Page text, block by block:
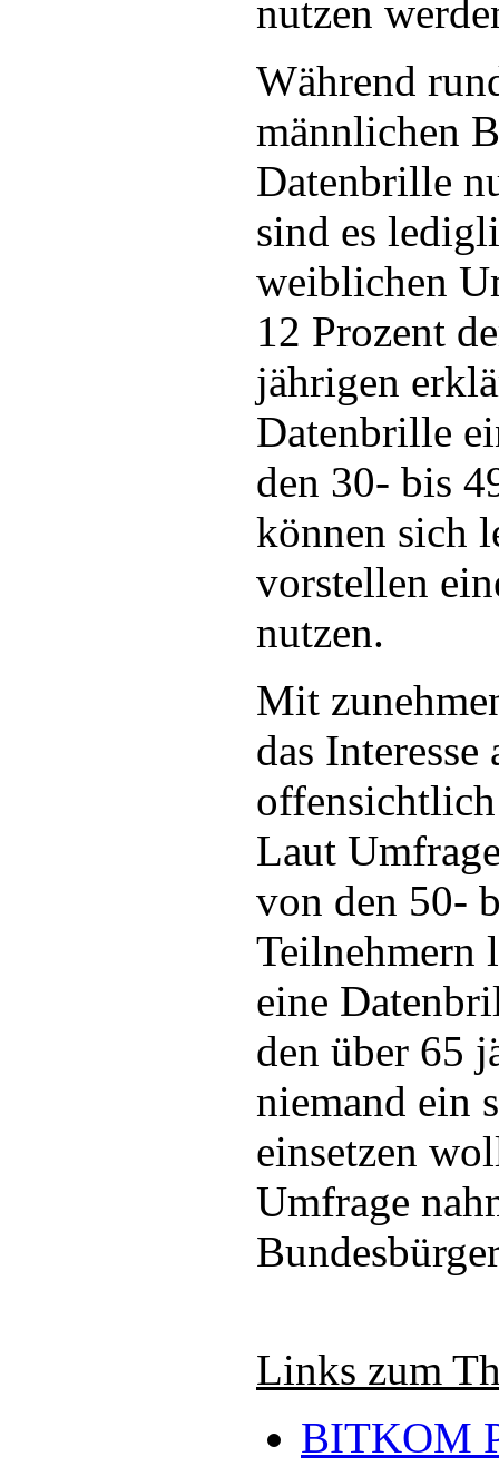
nutzen
Während
männlichen
Datenbrille
sind es
weiblichen
12 Prozent
jährigen
Datenbrille
den 30- bis
können sich
vorstellen
nutzen.
Mit
das Interesse
Laut
von den 50-
Teilnehmern
eine
den über 65
niemand ein
einsetzen
Umfrage
Links zum
BITKOM